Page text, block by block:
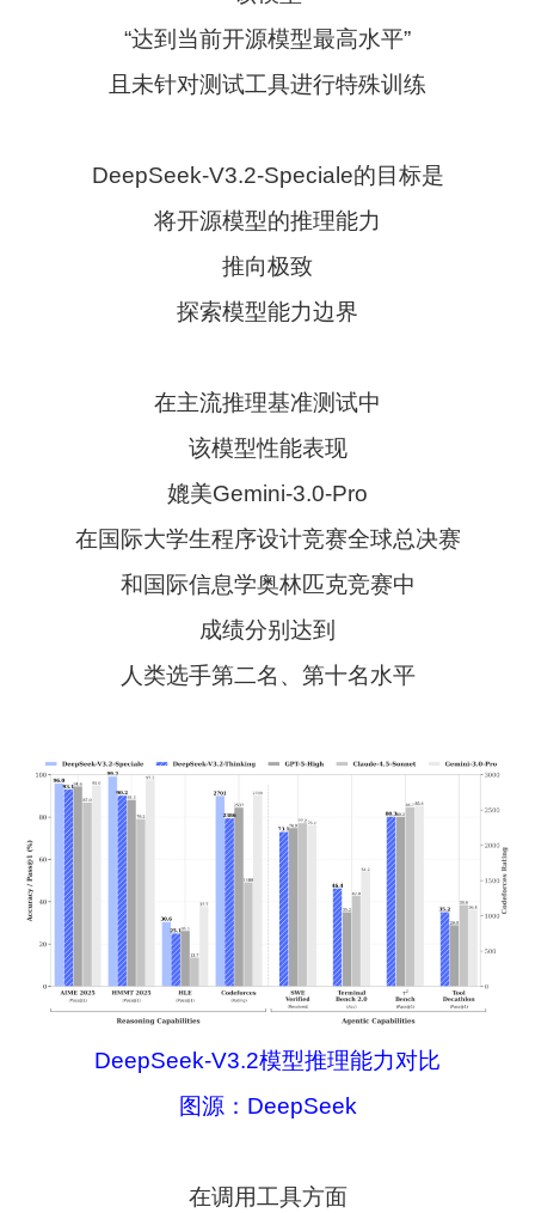
“达到当前开源模型最高水平”
且未针对测试工具进行特殊训练
DeepSeek-V3.2-Speciale的目标是
将开源模型的推理能力
推向极致
探索模型能力边界
在主流推理基准测试中
该模型性能表现
媲美Gemini-3.0-Pro
在国际大学生程序设计竞赛全球总决赛
和国际信息学奥林匹克竞赛中
成绩分别达到
人类选手第二名、第十名水平
DeepSeek-V3.2模型推理能力对比
图源：DeepSeek
在调用工具方面